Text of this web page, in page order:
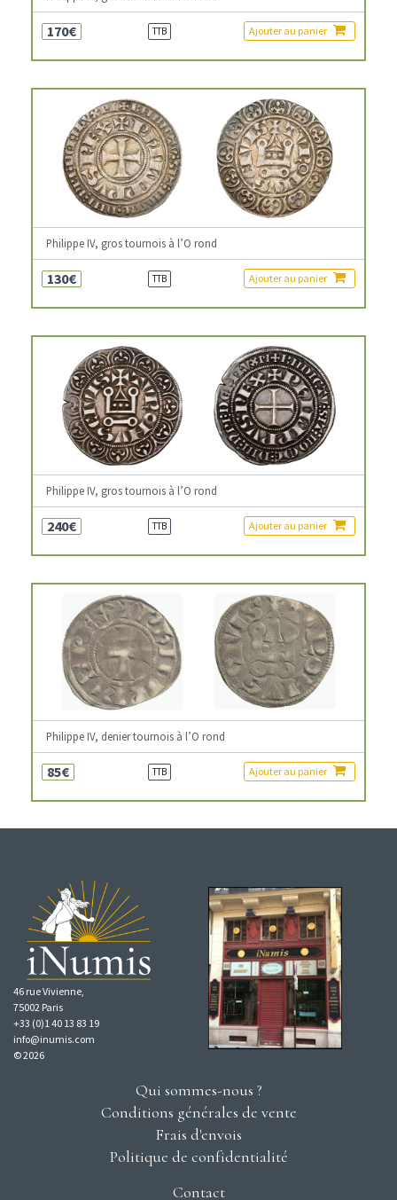
170€ TTB Ajouter au panier
Philippe IV, gros tournois à l’O rond
130€ TTB Ajouter au panier
Philippe IV, gros tournois à l’O rond
240€ TTB Ajouter au panier
Philippe IV, denier tournois à l’O rond
85€ TTB Ajouter au panier
46 rue Vivienne,
75002 Paris
+33 (0)1 40 13 83 19
info@inumis.com
© 2026
Qui sommes-nous ?
Conditions générales de vente
Frais d'envois
Politique de confidentialité
Contact